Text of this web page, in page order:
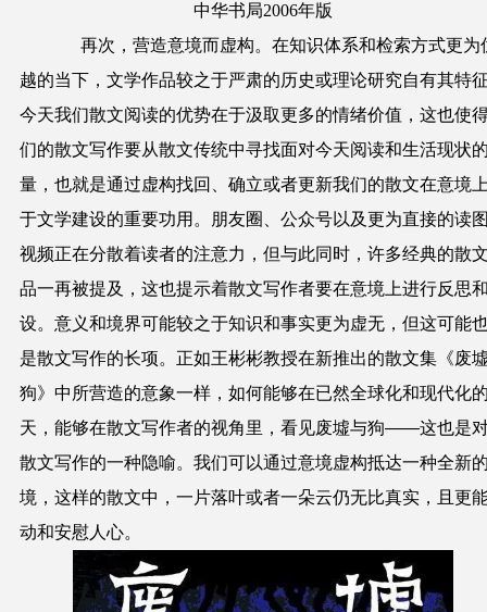
中华书局2006年版
再次，营造意境而虚构。在知识体系和检索方式更为
越的当下，文学作品较之于严肃的历史或理论研究自有其特
今天我们散文阅读的优势在于汲取更多的情绪价值，这也使
们的散文写作要从散文传统中寻找面对今天阅读和生活现状
量，也就是通过虚构找回、确立或者更新我们的散文在意境
于文学建设的重要功用。朋友圈、公众号以及更为直接的读
视频正在分散着读者的注意力，但与此同时，许多经典的散
品一再被提及，这也提示着散文写作者要在意境上进行反思
设。意义和境界可能较之于知识和事实更为虚无，但这可能
是散文写作的长项。正如王彬彬教授在新推出的散文集《废
狗》中所营造的意象一样，如何能够在已然全球化和现代化
天，能够在散文写作者的视角里，看见废墟与狗——这也是
散文写作的一种隐喻。我们可以通过意境虚构抵达一种全新
境，这样的散文中，一片落叶或者一朵云仍无比真实，且更
动和安慰人心。